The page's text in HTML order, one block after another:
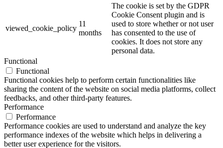
viewed_cookie_policy
11
months
The cookie is set by the GDPR
Cookie Consent plugin and is
used to store whether or not user
has consented to the use of
cookies. It does not store any
personal data.
Functional
Functional
Functional cookies help to perform certain functionalities like
sharing the content of the website on social media platforms, collect
feedbacks, and other third-party features.
Performance
Performance
Performance cookies are used to understand and analyze the key
performance indexes of the website which helps in delivering a
better user experience for the visitors.